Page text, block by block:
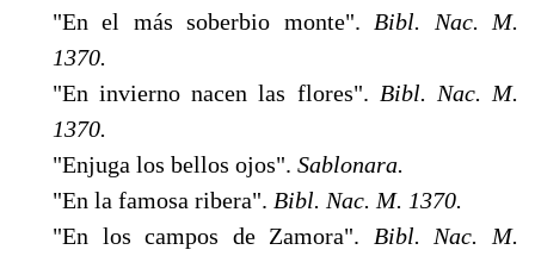
"En el más soberbio monte". Bibl. Nac. M.
1370.
"En invierno nacen las flores". Bibl. Nac. M.
1370.
"Enjuga los bellos ojos". Sablonara.
"En la famosa ribera". Bibl. Nac. M. 1370.
"En los campos de Zamora". Bibl. Nac. M.